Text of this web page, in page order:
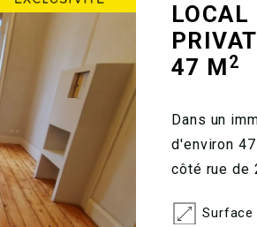
LOCAL
47 M2
Dans un
d'environ
côté rue de
Surface